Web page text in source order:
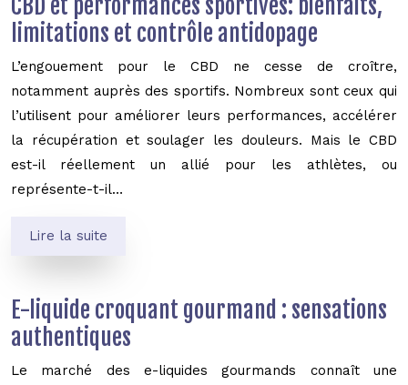
limitations et contrôle antidopage
L’engouement pour le CBD ne cesse de croître,
notamment auprès des sportifs. Nombreux sont ceux qui
l’utilisent pour améliorer leurs performances, accélérer
la récupération et soulager les douleurs. Mais le CBD
est-il réellement un allié pour les athlètes, ou
représente-t-il…
Lire la suite
E-liquide croquant gourmand : sensations
authentiques
Le marché des e-liquides gourmands connaît une